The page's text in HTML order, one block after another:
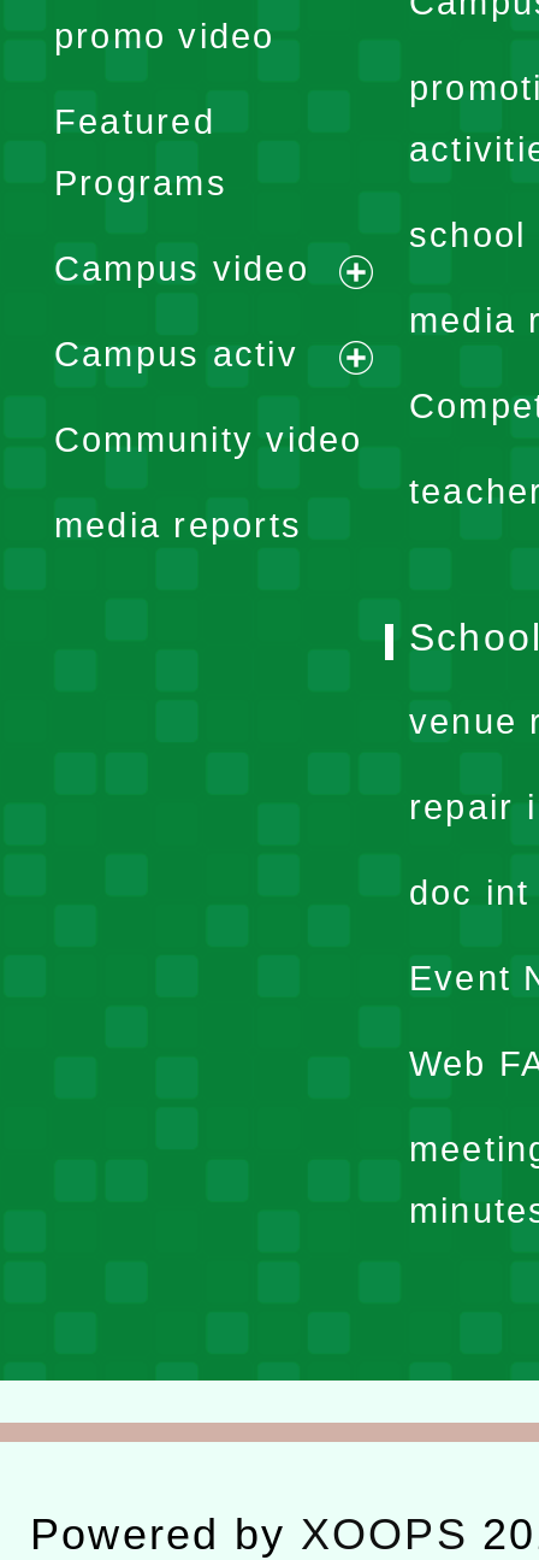
school
media
promo video
Featured
Programs
Campus video
expand
menu
Campus activ
expand
Community video
media reports
venue
repair
doc
Event
Web
Powered by XOOPS